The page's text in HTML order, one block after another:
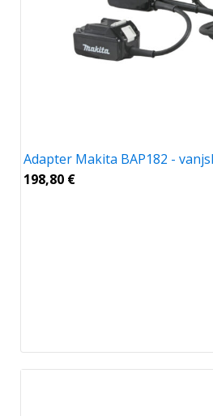
Adapter Makita BAP182 -
198,80 €